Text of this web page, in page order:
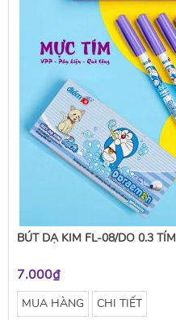
BÚT DẠ KIM FL-08/DO 0.3 TÍM
7.000₫
MUA HÀNG CHI TIẾT